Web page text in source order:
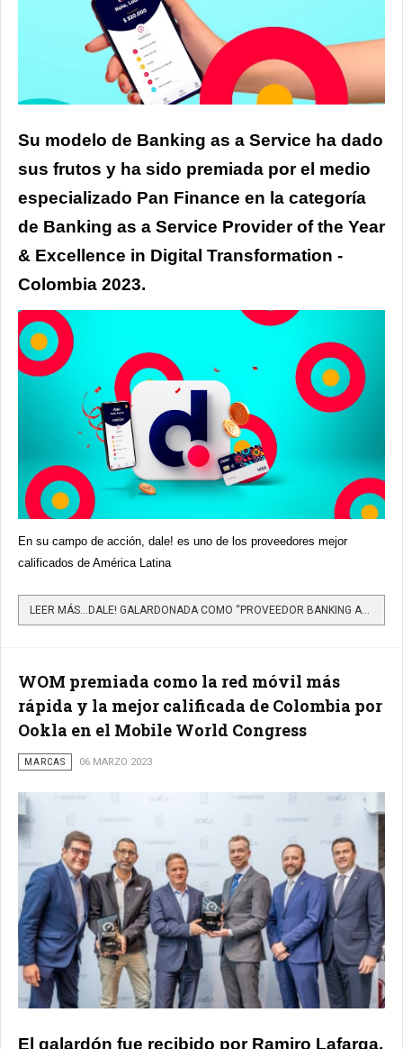
Su modelo de Banking as a Service ha dado
sus frutos y ha sido premiada por el medio
especializado Pan Finance en la categoría
de Banking as a Service Provider of the Year
& Excellence in Digital Transformation -
Colombia 2023.
En su campo de acción, dale! es uno de los proveedores mejor
calificados de América Latina
LEER MÁS…DALE! GALARDONADA COMO “PROVEEDOR BANKING AS A SERVICE Y EXCELENCIA EN TRANSFORMACIÓN DIGITAL” EN...
WOM premiada como la red móvil más
rápida y la mejor calificada de Colombia por
Ookla en el Mobile World Congress
MARCAS 06 MARZO 2023
El galardón fue recibido por Ramiro Lafarga,